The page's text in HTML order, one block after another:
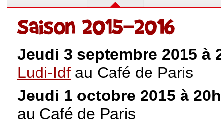
Jeudi 3 septembre 2015 à
Ludi-Idf au Café de Paris
Jeudi 1 octobre 2015 à
au Café de Paris